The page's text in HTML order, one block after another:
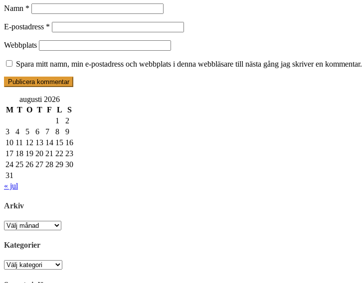
Namn *
E-postadress *
Webbplats
Spara mitt namn, min e-postadress och webbplats i denna webbläsare till nästa gång jag skriver en kommentar.
augusti 2026
M T O T F L
S
1
2
3
4 5 6 7 8
9
10 11 12 13 14 15 16
17 18 19 20 21 22 23
24 25 26 27 28 29 30
31
« jul
Arkiv
Arkiv
Kategorier
Kategorier